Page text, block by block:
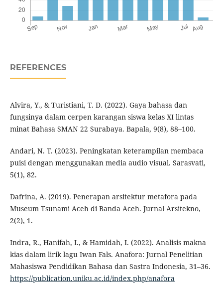
REFERENCES
Alvira, Y., & Turistiani, T. D. (2022). Gaya bahasa dan
fungsinya dalam cerpen karangan siswa kelas XI lintas
minat Bahasa SMAN 22 Surabaya. Bapala, 9(8), 88–100.
Andari, N. T. (2023). Peningkatan keterampilan membaca
puisi dengan menggunakan media audio visual. Sarasvati,
5(1), 82.
Dafrina, A. (2019). Penerapan arsitektur metafora pada
Museum Tsunami Aceh di Banda Aceh. Jurnal Arsitekno,
2(2), 1.
Indra, R., Hanifah, I., & Hamidah, I. (2022). Analisis makna
kias dalam lirik lagu Iwan Fals. Anafora: Jurnal Penelitian
Mahasiswa Pendidikan Bahasa dan Sastra Indonesia, 31–36.
https://publication.uniku.ac.id/index.php/anafora